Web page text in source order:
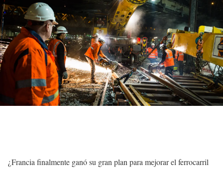
¿Francia finalmente ganó su gran plan para mejorar el ferrocarril